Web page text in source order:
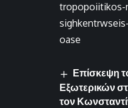
tropopoiitikos-
oase
Επίσκεψη
Εξωτερικών
τον